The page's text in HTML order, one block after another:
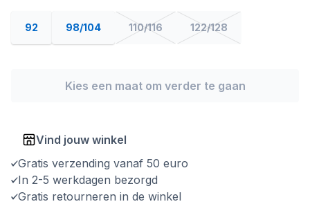
92 98/104 110/116 122/128
Kies een maat om verder te gaan
Vind jouw winkel
Gratis verzending vanaf 50 euro
In 2-5 werkdagen bezorgd
Gratis retourneren in de winkel